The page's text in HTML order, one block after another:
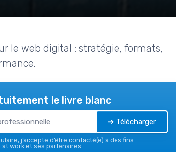
le web digital : stratégie, formats,
le livre blanc
➔ Télécharger
j’accepte d’être contacté(e) à des fins
work et ses partenaires.